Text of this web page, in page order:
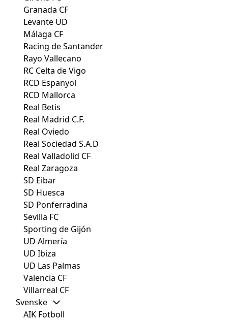
Granada CF
Levante UD
Málaga CF
Racing de Santander
Rayo Vallecano
RC Celta de Vigo
RCD Espanyol
RCD Mallorca
Real Betis
Real Madrid C.F.
Real Oviedo
Real Sociedad S.A.D
Real Valladolid CF
Real Zaragoza
SD Eibar
SD Huesca
SD Ponferradina
Sevilla FC
Sporting de Gijón
UD Almería
UD Ibiza
UD Las Palmas
Valencia CF
Villarreal CF
Svenske
AIK Fotboll